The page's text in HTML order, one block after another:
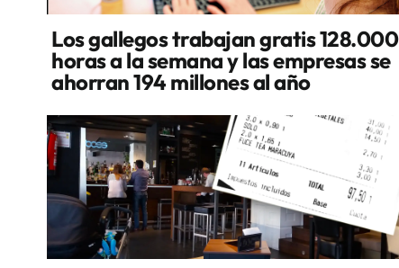
Los gallegos trabajan gratis 128.000
horas a la semana y las empresas se
ahorran 194 millones al año